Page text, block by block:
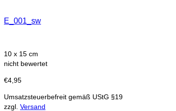
E_001_sw
10 x 15 cm
nicht bewertet
€4,95
Umsatzsteuerbefreit gemäß UStG §19
zzgl. Versand